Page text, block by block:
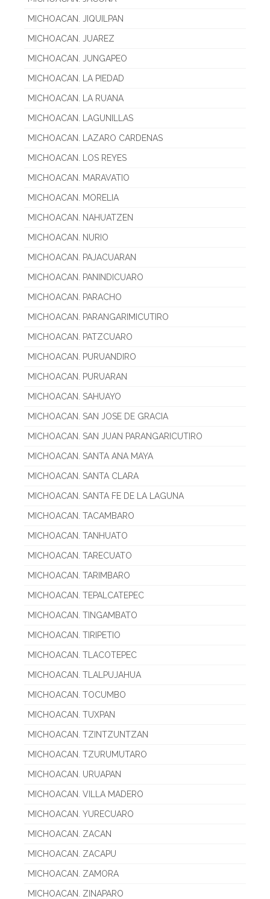
MICHOACAN. JIQUILPAN
MICHOACAN. JUAREZ
MICHOACAN. JUNGAPEO
MICHOACAN. LA PIEDAD
MICHOACAN. LA RUANA
MICHOACAN. LAGUNILLAS
MICHOACAN. LAZARO CARDENAS
MICHOACAN. LOS REYES
MICHOACAN. MARAVATIO
MICHOACAN. MORELIA
MICHOACAN. NAHUATZEN
MICHOACAN. NURIO
MICHOACAN. PAJACUARAN
MICHOACAN. PANINDICUARO
MICHOACAN. PARACHO
MICHOACAN. PARANGARIMICUTIRO
MICHOACAN. PATZCUARO
MICHOACAN. PURUANDIRO
MICHOACAN. PURUARAN
MICHOACAN. SAHUAYO
MICHOACAN. SAN JOSE DE GRACIA
MICHOACAN. SAN JUAN PARANGARICUTIRO
MICHOACAN. SANTA ANA MAYA
MICHOACAN. SANTA CLARA
MICHOACAN. SANTA FE DE LA LAGUNA
MICHOACAN. TACAMBARO
MICHOACAN. TANHUATO
MICHOACAN. TARECUATO
MICHOACAN. TARIMBARO
MICHOACAN. TEPALCATEPEC
MICHOACAN. TINGAMBATO
MICHOACAN. TIRIPETIO
MICHOACAN. TLACOTEPEC
MICHOACAN. TLALPUJAHUA
MICHOACAN. TOCUMBO
MICHOACAN. TUXPAN
MICHOACAN. TZINTZUNTZAN
MICHOACAN. TZURUMUTARO
MICHOACAN. URUAPAN
MICHOACAN. VILLA MADERO
MICHOACAN. YURECUARO
MICHOACAN. ZACAN
MICHOACAN. ZACAPU
MICHOACAN. ZAMORA
MICHOACAN. ZINAPARO